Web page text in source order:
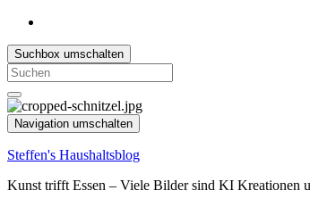
Suchbox umschalten
Search
for:
Navigation umschalten
Steffen's Haushaltsblog
Kunst trifft Essen – Viele Bilder sind KI Kreationen